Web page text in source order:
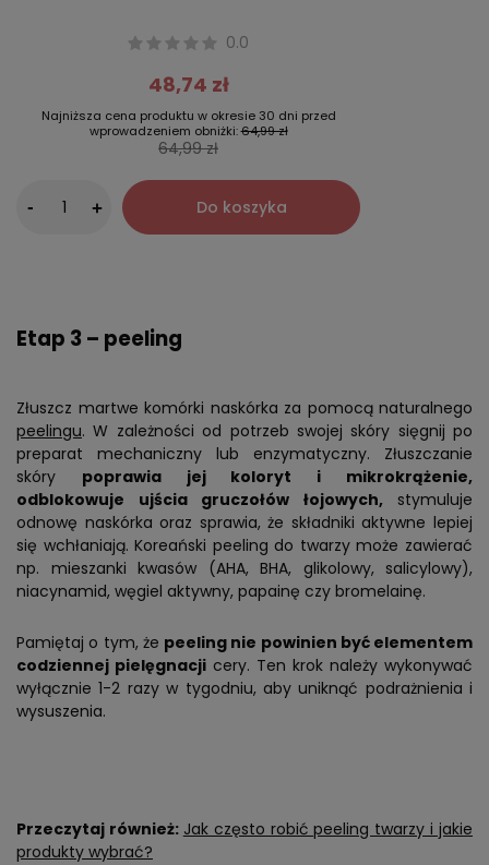
0.0
48,74 zł
Najniższa cena produktu w okresie 30 dni przed
wprowadzeniem obniżki:64,99 zł
64,99 zł
- + Do koszyka
Etap 3 – peeling
Złuszcz martwe komórki naskórka za pomocą naturalnego
peelingu. W zależności od potrzeb swojej skóry sięgnij po
preparat mechaniczny lub enzymatyczny. Złuszczanie
skóry poprawia jej koloryt i mikrokrążenie,
odblokowuje ujścia gruczołów łojowych,stymuluje
odnowę naskórka oraz sprawia, że składniki aktywne lepiej
się wchłaniają. Koreański peeling do twarzy może zawierać
np. mieszanki kwasów (AHA, BHA, glikolowy, salicylowy),
niacynamid, węgiel aktywny, papainę czy bromelainę.
Pamiętaj o tym, że peeling nie powinien być elementem
codziennej pielęgnacji cery. Ten krok należy wykonywać
wyłącznie 1-2 razy w tygodniu, aby uniknąć podrażnienia i
wysuszenia.
Przeczytaj również: Jak często robić peeling twarzy i jakie
produkty wybrać?